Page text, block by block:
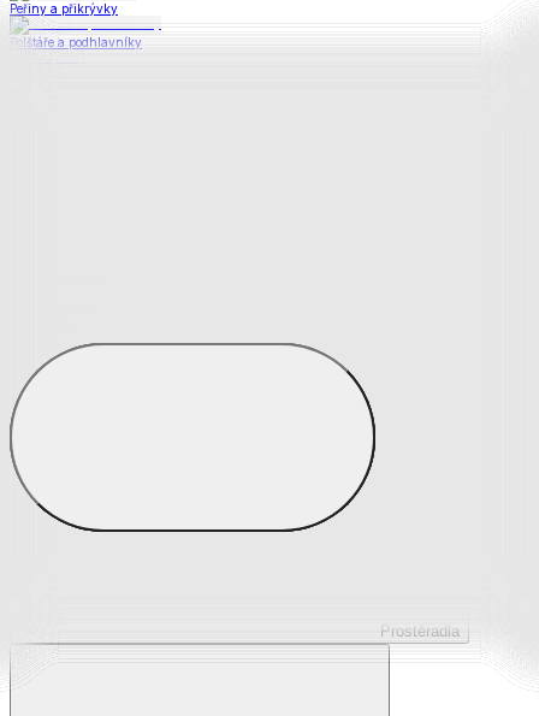
Peřiny a přikrývky
Polštáře a podhlavníky
Prostěradla z mikroplyše
Prostěradla froté
Prostěradla